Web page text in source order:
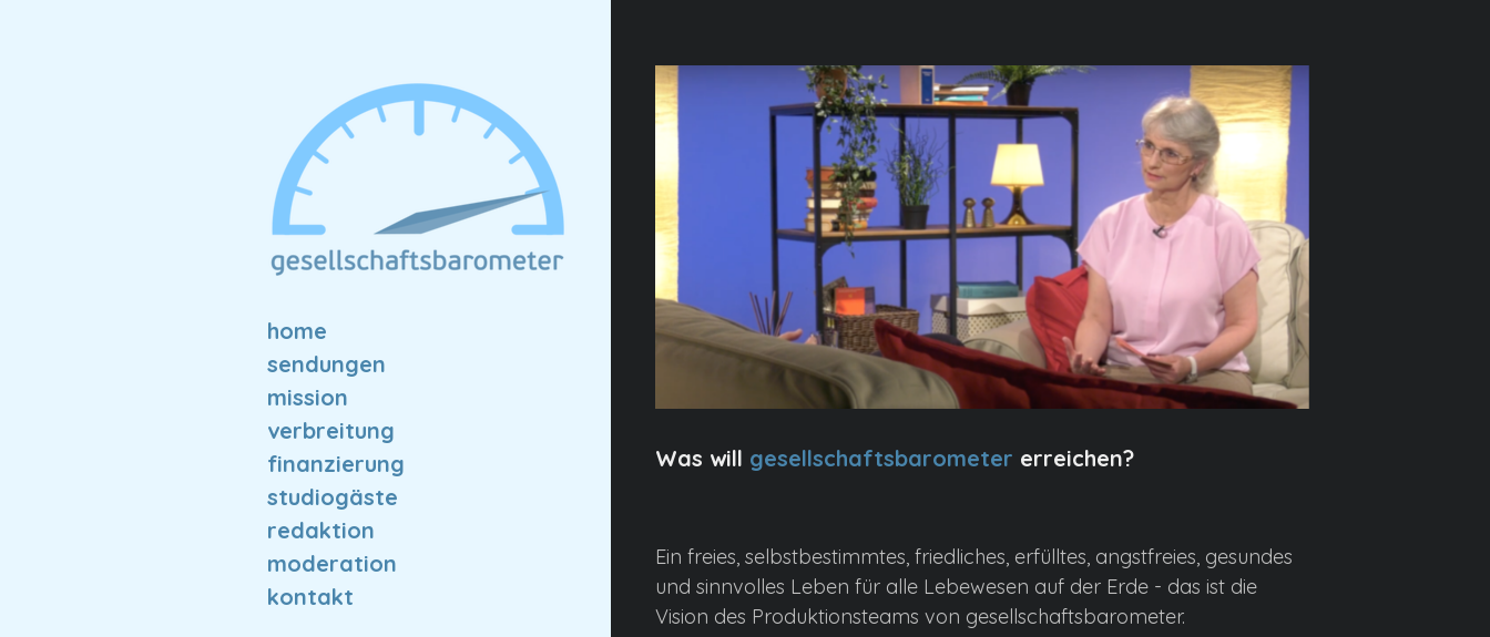
Was will gesellschaftsbarometer erreichen?
Ein freies, selbstbestimmtes, friedliches, erfülltes, angstfreies, gesundes
und sinnvolles Leben für alle Lebewesen auf der Erde - das ist die
Vision des Produktionsteams von gesellschaftsbarometer.
home
sendungen
mission
verbreitung
finanzierung
studiogäste
redaktion
moderation
kontakt